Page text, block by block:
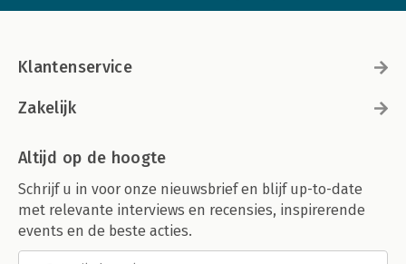
Klantenservice
Zakelijk
Altijd op de hoogte
Schrijf u in voor onze nieuwsbrief en blijf up-to-date
met relevante interviews en recensies, inspirerende
events en de beste acties.